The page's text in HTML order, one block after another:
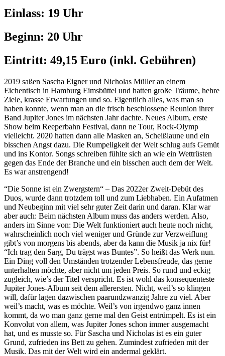
Einlass: 19 Uhr
Beginn: 20 Uhr
Eintritt: 49,15 Euro (inkl. Gebühren)
2019 saßen Sascha Eigner und Nicholas Müller an einem
Eichentisch in Hamburg Eimsbüttel und hatten große Träume, hehre
Ziele, krasse Erwartungen und so. Eigentlich alles, was man so
haben konnte, wenn man an die frisch beschlossene Reunion ihrer
Band Jupiter Jones im nächsten Jahr dachte. Neues Album, erste
Show beim Reeperbahn Festival, dann ne Tour, Rock-Olymp
vielleicht. 2020 hatten dann alle Masken an, Scheißlaune und ein
bisschen Angst dazu. Die Rumpeligkeit der Welt schlug aufs Gemüt
und ins Kontor. Songs schreiben fühlte sich an wie ein Wettrüsten
gegen das Ende der Branche und ein bisschen auch dem der Welt.
Es war anstrengend!
“Die Sonne ist ein Zwergstern“ – Das 2022er Zweit-Debüt des
Duos, wurde dann trotzdem toll und zum Liebhaben. Ein Aufatmen
und Neubeginn mit viel sehr guter Zeit darin und daran. Klar war
aber auch: Beim nächsten Album muss das anders werden. Also,
anders im Sinne von: Die Welt funktioniert auch heute noch nicht,
wahrscheinlich noch viel weniger und Gründe zur Verzweiflung
gibt’s von morgens bis abends, aber da kann die Musik ja nix für!
“Ich trag den Sarg, Du trägst was Buntes”. So heißt das Werk nun.
Ein Ding voll den Umständen trotzender Lebensfreude, das gerne
unterhalten möchte, aber nicht um jeden Preis. So rund und eckig
zugleich, wie’s der Titel verspricht. Es ist wohl das konsequenteste
Jupiter Jones-Album seit dem allerersten. Nicht, weil’s so klingen
will, dafür lagen dazwischen paarundzwanzig Jahre zu viel. Aber
weil’s macht, was es möchte. Weil’s von irgendwo ganz innen
kommt, da wo man ganz gerne mal den Geist entrümpelt. Es ist ein
Konvolut von allem, was Jupiter Jones schon immer ausgemacht
hat, und es musste so. Für Sascha und Nicholas ist es ein guter
Grund, zufrieden ins Bett zu gehen. Zumindest zufrieden mit der
Musik. Das mit der Welt wird ein andermal geklärt.